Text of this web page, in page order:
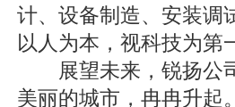
计、设备制造、安装调
以人为本，视科技为第
展望未来，锐扬公司
美丽的城市，冉冉升起